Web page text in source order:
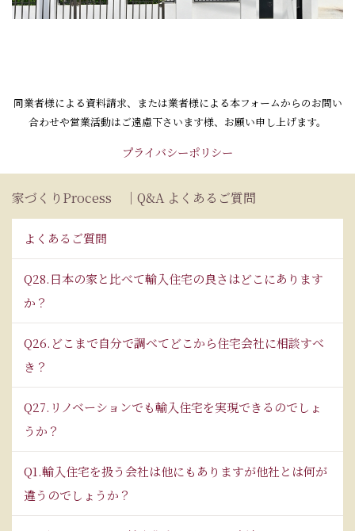
同業者様による資料請求、 または業者様による本フォームからのお問い
合わせや営業活動はご遠慮下さいます様、お願い申し上げます。
プライバシーポリシー
家づくりProcess ｜Q&A よくあるご質問
よくあるご質問
Q28.日本の家と比べて輸入住宅の良さはどこにあります
か？
Q26.どこまで自分で調べてどこから住宅会社に相談すべ
き？
Q27.リノベーションでも輸入住宅を実現できるのでしょ
うか？
Q1.輸入住宅を扱う会社は他にもありますが他社とは何が
違うのでしょうか？